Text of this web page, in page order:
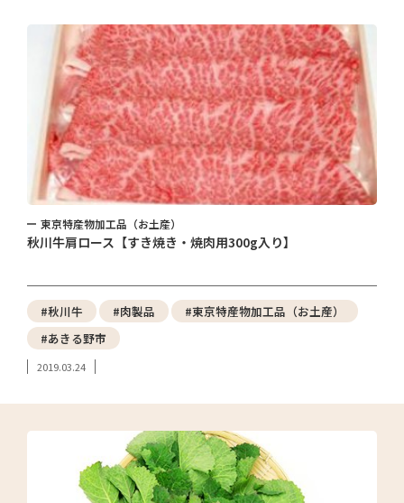
東京特産物加工品（お土産）
秋川牛肩ロース【すき焼き・焼肉用300g入り】
#秋川牛 #肉製品
#東京特産物加工品（お土産）
#あきる野市
2019.03.24